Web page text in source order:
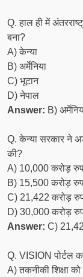
Q. हाल ही में
बना?
A) केन्या
B) अर्मेनिया
C) भूटान
D) नेपाल
Answer: B)
Q. केन्या सरकार ने
की?
A) 10,000 करोड़
B) 15,500 करोड़
C) 21,422 करोड़
D) 30,000 करोड़
Answer: C)
Q. VISION पोर्टल
A) तकनीकी शिक्षा को